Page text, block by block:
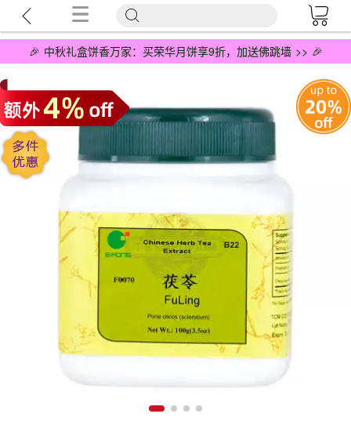
🎉 中秋礼盒饼香万家：买荣华月饼享9折，加送佛跳墙 >> 🎉